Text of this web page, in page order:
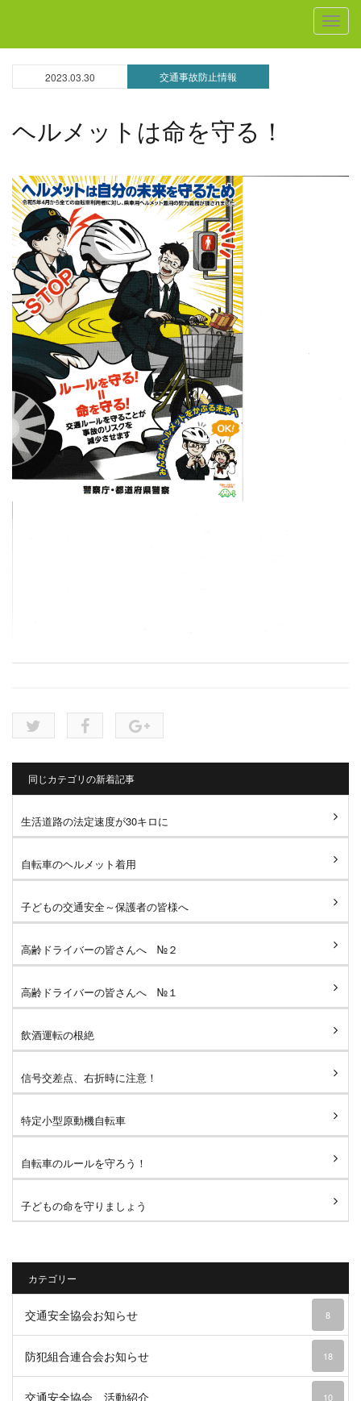
2023.03.30 交通事故防止情報
ヘルメットは命を守る！
同じカテゴリの新着記事
生活道路の法定速度が30キロに
自転車のヘルメット着用
子どもの交通安全～保護者の皆様へ
高齢ドライバーの皆さんへ №２
高齢ドライバーの皆さんへ №１
飲酒運転の根絶
信号交差点、右折時に注意！
特定小型原動機自転車
自転車のルールを守ろう！
子どもの命を守りましょう
カテゴリー
交通安全協会お知らせ 8
防犯組合連合会お知らせ 18
交通安全協会 活動紹介 10